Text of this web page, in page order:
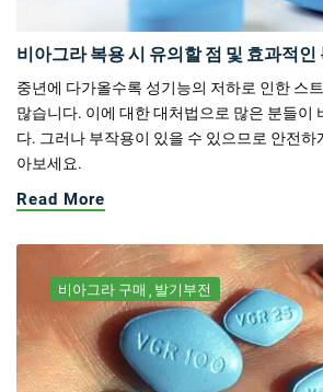
비아그라 복용 시 유의할 점 및 효과적인
중년에 다가올수록 성기능의 저하로 인한 스
많습니다. 이에 대한 대처법으로 많은 분들이
다. 그러나 부작용이 있을 수 있으므로 안전하
아보세요.
Read More
비아그라 구매 발기부전